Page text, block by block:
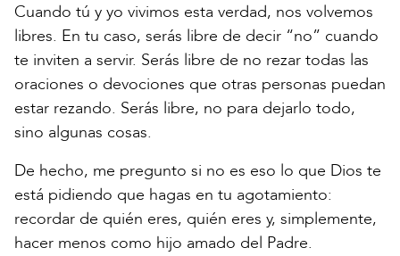
Cuando tú y yo vivimos esta verdad, nos volvemos
libres. En tu caso, serás libre de decir “no” cuando
te inviten a servir. Serás libre de no rezar todas las
oraciones o devociones que otras personas puedan
estar rezando. Serás libre, no para dejarlo todo,
sino algunas cosas.
De hecho, me pregunto si no es eso lo que Dios te
está pidiendo que hagas en tu agotamiento:
recordar de quién eres, quién eres y, simplemente,
hacer menos como hijo amado del Padre.